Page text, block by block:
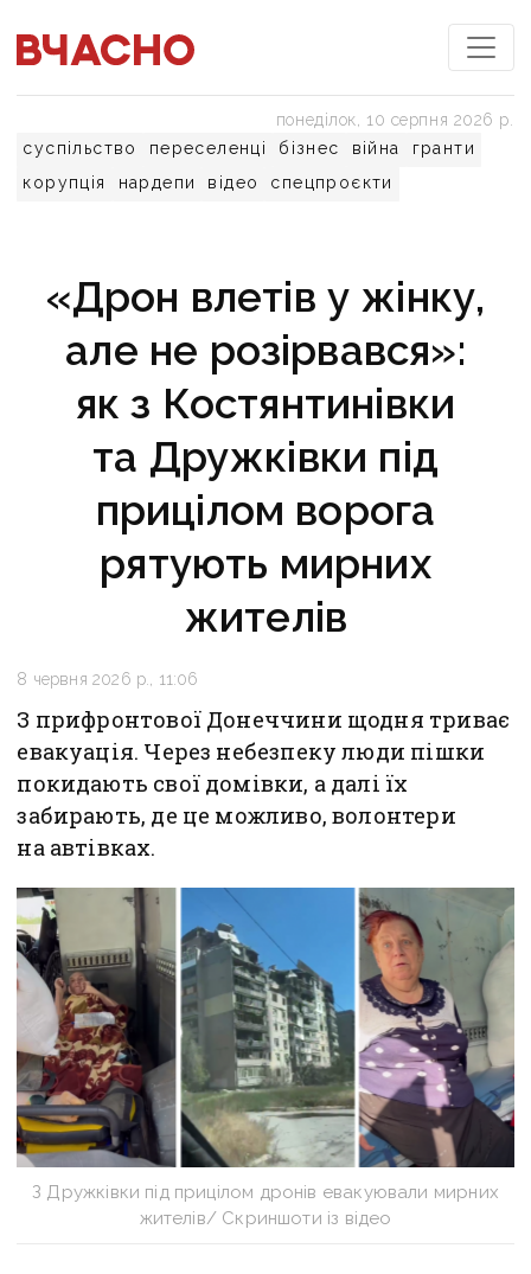
суспільство переселенці бізнес війна
гранти
корупція
нардепи відео спецпроєкти
понеділок, 10 серпня 2026 р.
«Дрон влетів у жінку,
але не розірвався»:
як з Костянтинівки
та Дружківки під
прицілом ворога
рятують мирних
жителів
8 червня 2026 р., 11:06
З прифронтової Донеччини щодня триває
евакуація. Через небезпеку люди пішки
покидають свої домівки, а далі їх
забирають, де це можливо, волонтери
на автівках.
З Дружківки під прицілом дронів евакуювали мирних
жителів/ Скриншоти із відео